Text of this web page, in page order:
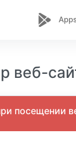
веб-
посещении